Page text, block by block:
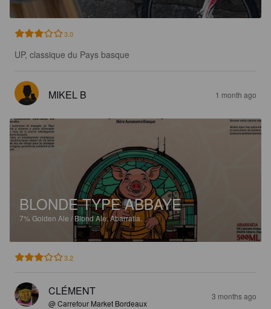
3.0
UP, classique du Pays basque
MIKEL B 1 month ago
BLONDE TYPE ABBAYE
7% Golden Ale / Blond Ale.Abarratia.
3.2
CLÉMENT
@ Carrefour Market Bordeaux
3 months ago